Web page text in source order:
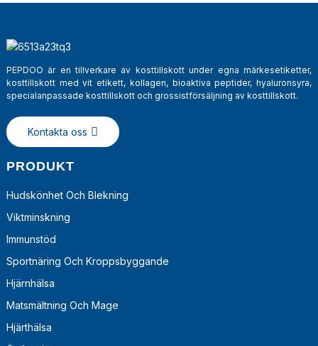
PEPDOO är en tillverkare av kosttillskott under egna märkesetiketter,
kosttillskott med vit etikett, kollagen, bioaktiva peptider, hyaluronsyra,
specialanpassade kosttillskott och grossistförsäljning av kosttillskott.
Kontakta oss
PRODUKT
Hudskönhet Och Blekning
Viktminskning
Immunstöd
Sportnäring Och Kroppsbyggande
Hjärnhälsa
Matsmältning Och Mage
Hjärthälsa